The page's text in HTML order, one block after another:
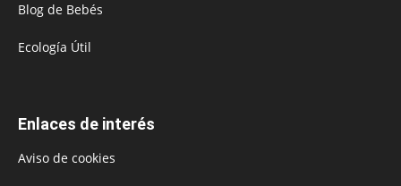
Blog de Bebés
Ecología Útil
Enlaces de interés
Aviso de cookies